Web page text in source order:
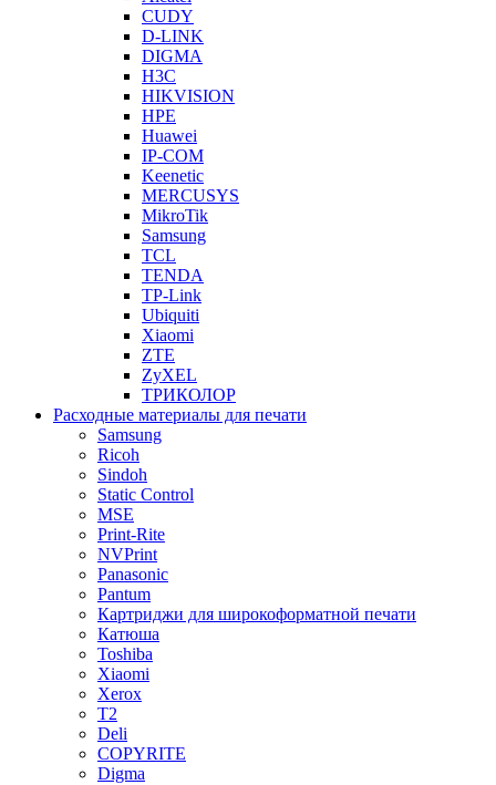
CUDY
D-LINK
DIGMA
H3C
HIKVISION
HPE
Huawei
IP-COM
Keenetic
MERCUSYS
MikroTik
Samsung
TCL
TENDA
TP-Link
Ubiquiti
Xiaomi
ZTE
ZyXEL
ТРИКОЛОР
Расходные материалы для печати
Samsung
Ricoh
Sindoh
Static Control
MSE
Print-Rite
NVPrint
Panasonic
Pantum
Картриджи для широкоформатной печати
Катюша
Toshiba
Xiaomi
Xerox
T2
Deli
COPYRITE
Digma